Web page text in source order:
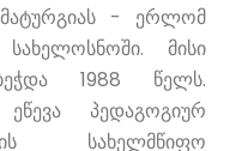
- ერლომ
მისი
1988 წელს.
პედაგოგიურ
სახელმწიფო